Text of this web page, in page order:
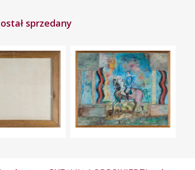
sprzedany